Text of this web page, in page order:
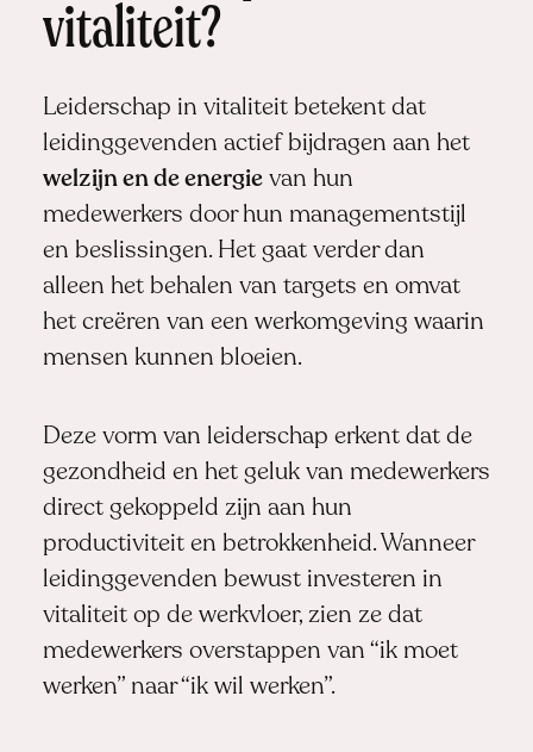
vitaliteit?
Leiderschap in vitaliteit betekent dat
leidinggevenden actief bijdragen aan het
welzijn en de energievan hun
medewerkers door hun managementstijl
en beslissingen. Het gaat verder dan
alleen het behalen van targets en omvat
het creëren van een werkomgeving waarin
mensen kunnen bloeien.
Deze vorm van leiderschap erkent dat de
gezondheid en het geluk van medewerkers
direct gekoppeld zijn aan hun
productiviteit en betrokkenheid. Wanneer
leidinggevenden bewust investeren in
vitaliteit op de werkvloer, zien ze dat
medewerkers overstappen van “ik moet
werken” naar “ik wil werken”.